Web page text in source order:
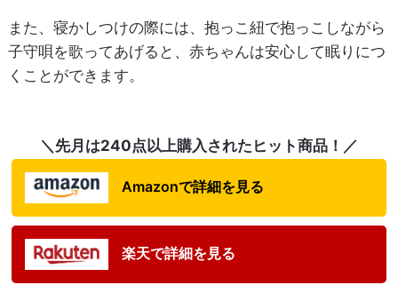
また、寝かしつけの際には、抱っこ紐で抱っこしながら
子守唄を歌ってあげると、赤ちゃんは安心して眠りにつ
くことができます。
＼先月は240点以上購入されたヒット商品！／
Amazonで詳細を見る
楽天で詳細を見る